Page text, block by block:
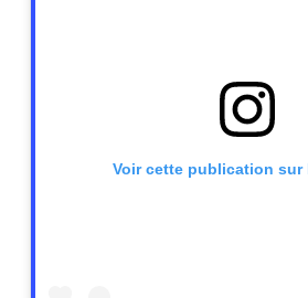
Voir cette publication sur